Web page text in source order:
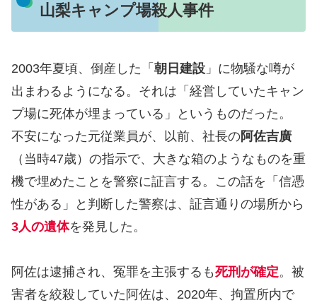
山梨キャンプ場殺人事件
2003年夏頃、倒産した「 朝日建設 」に物騒な噂が
出まわるようになる。それは「経営していたキャン
プ場に死体が埋まっている」というものだった。
不安になった元従業員が、以前、社長の阿佐吉廣
（当時47歳）の指示で、大きな箱のようなものを重
機で埋めたことを警察に証言する。この話を「信憑
性がある」と判断した警察は、証言通りの場所から
3人の遺体を発見した。
阿佐は逮捕され、冤罪を主張するも死刑が確定。被
害者を絞殺していた阿佐は、2020年、拘置所内で